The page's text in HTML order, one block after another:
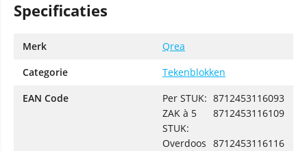
Specificaties
Merk
Qrea
Categorie
Tekenblokken
EAN Code
Per STUK: 8712453116093
ZAK à 5
STUK:
8712453116109
Overdoos 8712453116116